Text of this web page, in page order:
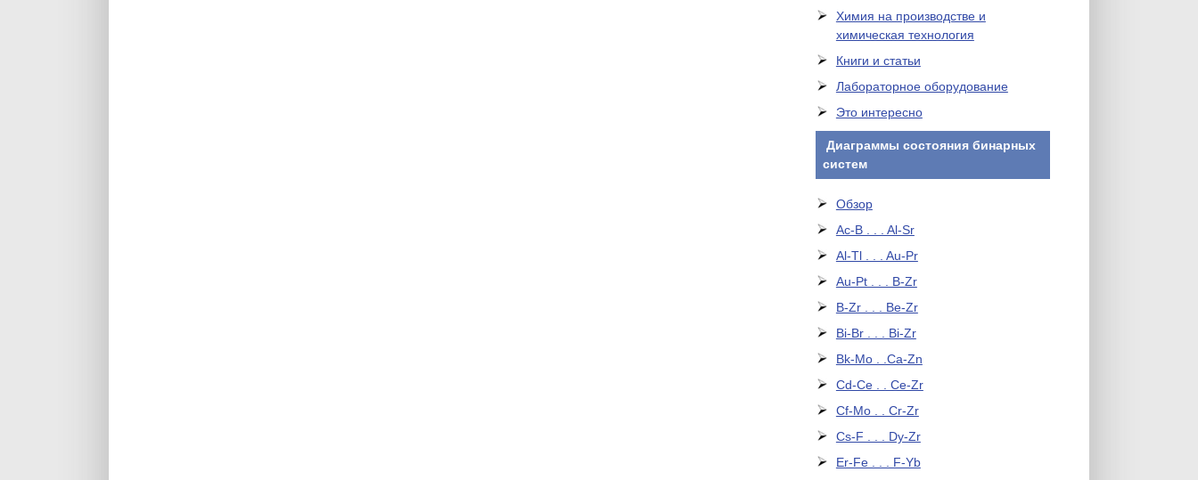
Химия на производстве и
химическая технология
Книги и статьи
Лабораторное оборудование
Это интересно
Диаграммы состояния бинарных
систем
Обзор
Ac-B . . . Al-Sr
Al-Tl . . . Au-Pr
Au-Pt . . . B-Zr
B-Zr . . . Be-Zr
Bi-Br . . . Bi-Zr
Bk-Mo . .Ca-Zn
Cd-Ce . . Ce-Zr
Cf-Mo . . Cr-Zr
Cs-F . . . Dy-Zr
Er-Fe . . . F-Yb